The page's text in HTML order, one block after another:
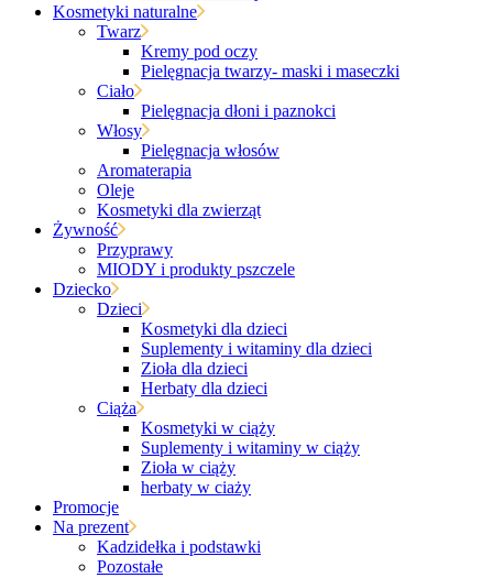
Kosmetyki naturalne
Twarz
Kremy pod oczy
Pielęgnacja twarzy- maski i maseczki
Ciało
Pielęgnacja dłoni i paznokci
Włosy
Pielęgnacja włosów
Aromaterapia
Oleje
Kosmetyki dla zwierząt
Żywność
Przyprawy
MIODY i produkty pszczele
Dziecko
Dzieci
Kosmetyki dla dzieci
Suplementy i witaminy dla dzieci
Zioła dla dzieci
Herbaty dla dzieci
Ciąża
Kosmetyki w ciąży
Suplementy i witaminy w ciąży
Zioła w ciąży
herbaty w ciaży
Promocje
Na prezent
Kadzidełka i podstawki
Pozostałe